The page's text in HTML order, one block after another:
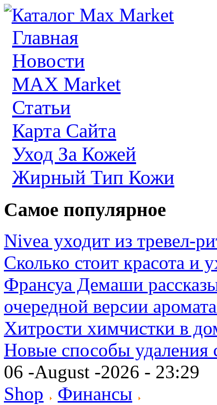
Главная
Новости
MAX Market
Статьи
Карта Сайта
Уход За Кожей
Жирный Тип Кожи
Самое популярное
Nivea уходит из тревел-
Сколько стоит красота
Франсуа Демаши
очередной версии
Хитрости химчистки в
Новые способы удаления
06 -August -2026 - 23:29
Shop
Финансы